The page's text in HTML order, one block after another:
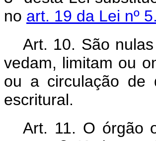
no art. 19 da Lei nº
Art. 10. São
vedam, limitam ou
ou a circulação de
escritural.
Art. 11. O órgão